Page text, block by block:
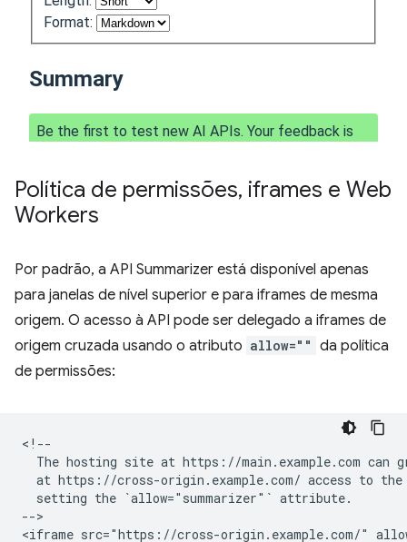
Política de permissões, iframes e Web
Workers
Por padrão, a API Summarizer está disponível apenas
para janelas de nível superior e para iframes de mesma
origem. O acesso à API pode ser delegado a iframes de
origem cruzada usando o atributo allow="" da política
de permissões:
<!--
The hosting site at https://main.example.com can
at https://cross-origin.example.com/ access to
  setting the `allow="summarizer"` attribute.
-->